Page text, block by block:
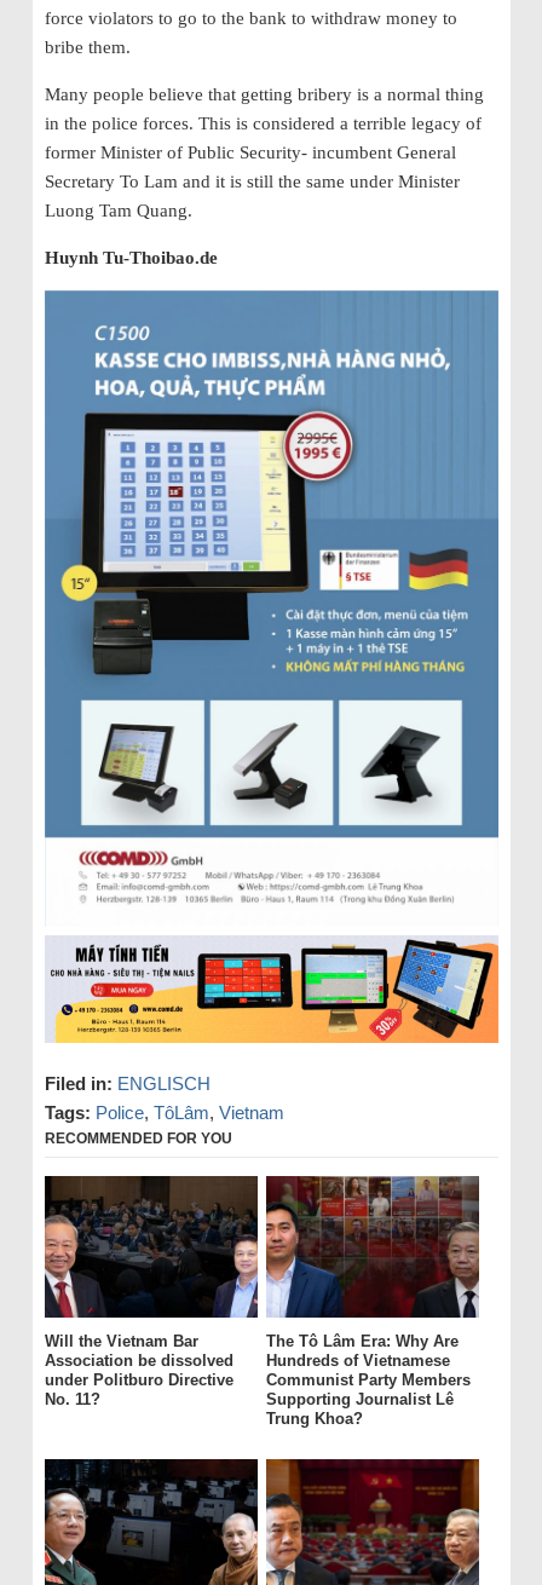
force violators to go to the bank to withdraw moneyto
bribe them.
Many people believe that getting bribery is a normal thing
in the police forces. This is considered a terrible legacy of
formerMinister of Public Security- incumbent General
Secretary To Lam and it is still the same under Minister
Luong Tam Quang.
Huynh Tu-Thoibao.de
Filed in: ENGLISCH
Tags: Police, TôLâm, Vietnam
RECOMMENDED FOR YOU
Will the Vietnam Bar
Association be dissolved
under Politburo Directive
No. 11?
The Tô Lâm Era: Why Are
Hundreds of Vietnamese
Communist Party Members
Supporting Journalist Lê
Trung Khoa?